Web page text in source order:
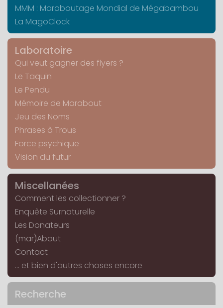
MMM : Maraboutage Mondial de Mégabambou
La MagoClock
Laboratoire
Qui veut gagner des flyers ?
Le Taquin
Le Pendu
Mémoire de Marabout
Jeu des Noms
Phrases à Trous
Force psychique
Vision du futur
Miscellanées
Comment les collectionner ?
Enquête Surnaturelle
Les Donateurs
(mar)About
Contact
... et bien d'autres choses encore
Recherche